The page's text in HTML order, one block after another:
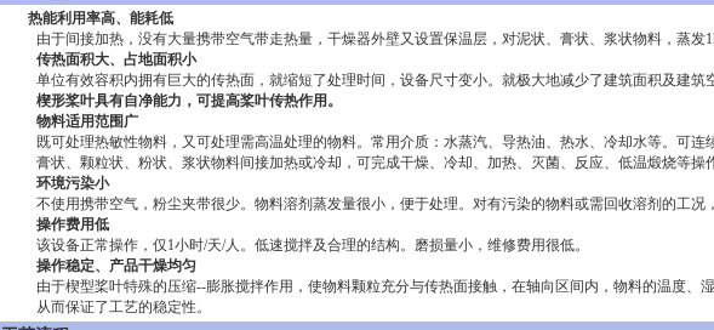
热能利用率高、能耗低
由于间接加热，没有大量携带空气带走热量，干燥器外壁又设置保温层，对泥状、膏状、浆状物料，蒸发
传热面积大、占地面积小
单位有效容积内拥有巨大的传热面，就缩短了处理时间，设备尺寸变小。就极大地减少了建筑面积及建筑
楔形桨叶具有自净能力，可提高桨叶传热作用。
物料适用范围广
既可处理热敏性物料，又可处理需高温处理的物料。常用介质：水蒸汽、导热油、热水、冷却水等。可连
膏状、颗粒状、粉状、浆状物料间接加热或冷却，可完成干燥、冷却、加热、灭菌、反应、低温煅烧等操
环境污染小
不使用携带空气，粉尘夹带很少。物料溶剂蒸发量很小，便于处理。对有污染的物料或需回收溶剂的工况
操作费用低
该设备正常操作，仅1小时/天/人。低速搅拌及合理的结构。磨损量小，维修费用很低。
操作稳定、产品干燥均匀
由于楔型桨叶特殊的压缩--膨胀搅拌作用，使物料颗粒充分与传热面接触，在轴向区间内，物料的温度、
从而保证了工艺的稳定性。